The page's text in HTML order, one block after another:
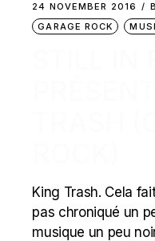
24 NOVEMBER 2016
GARAGE ROCK
King Trash. Cela
pas chroniqué un
musique un peu